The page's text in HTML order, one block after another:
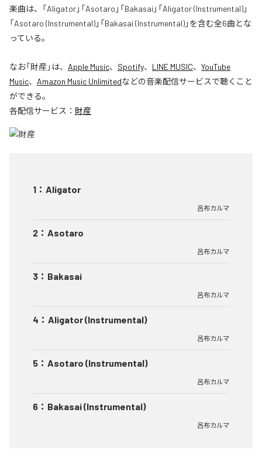
楽曲は、「Aligator」「Asotaro」「Bakasai」「Aligator (Instrumental)」
「Asotaro (Instrumental)」「Bakasai (Instrumental)」を含む全6曲とな
っている。
なお「財産」は、 Apple Music、 Spotify、 LINE MUSIC、 YouTube
Music、 Amazon Music Unlimitedなどの音楽配信サービスで聴くこと
ができる。
各配信サービス： 財産
1 ： Aligator
呂布カルマ
2 ： Asotaro
呂布カルマ
3 ： Bakasai
呂布カルマ
4 ： Aligator (Instrumental)
呂布カルマ
5 ： Asotaro (Instrumental)
呂布カルマ
6 ： Bakasai (Instrumental)
呂布カルマ